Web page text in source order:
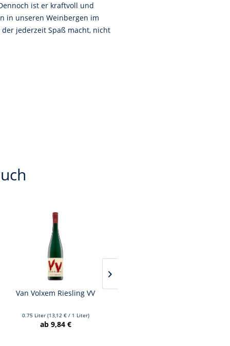
ist er kraftvoll und
in unseren Weinbergen im
jederzeit Spaß macht, nicht
Van Volxem Riesling VV
0.75 Liter (13,12 € / 1 Liter)
ab 9,84 €